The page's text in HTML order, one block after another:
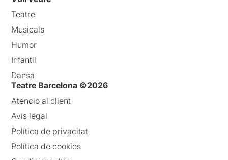
Teatre
Musicals
Humor
Infantil
Dansa
Teatre Barcelona ©2026
Atenció al client
Avís legal
Política de privacitat
Política de cookies